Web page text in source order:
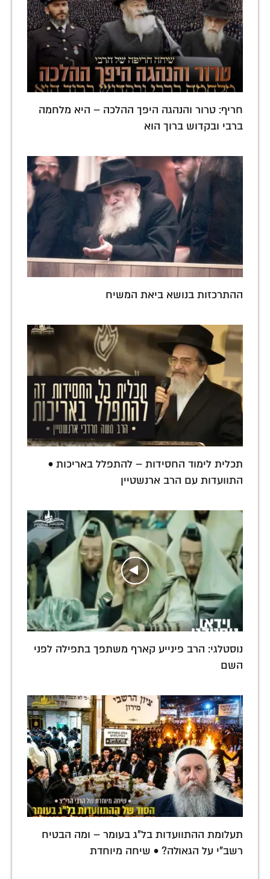
חריף: טרור והנהגה היפך ההלכה – היא מלחמה
ברבי ובקדוש ברוך הוא
ההתרכזות בנושא ביאת המשיח
תכלית לימוד החסידות – להתפלל באריכות •
התוועדות עם הרב ארנשטיין
נוסטלגי: הרב פינייע קארף משתפך בתפילה לפני
השם
תעלומת ההתוועדות בל״ג בעומר – ומה הבטיח
רשב"י על הגאולה? • שיחה מיוחדת